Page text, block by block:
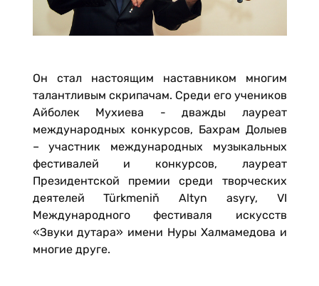
Он стал настоящим наставником многим
талантливым скрипачам. Среди его учеников
Айболек Мухиева - дважды лауреат
международных конкурсов, Бахрам Долыев
– участник международных музыкальных
фестивалей и конкурсов, лауреат
Президентской премии среди творческих
деятелей Türkmeniň Altyn asyry, VI
Международного фестиваля искусств
«Звуки дутара» имени Нуры Халмамедова и
многие друге.